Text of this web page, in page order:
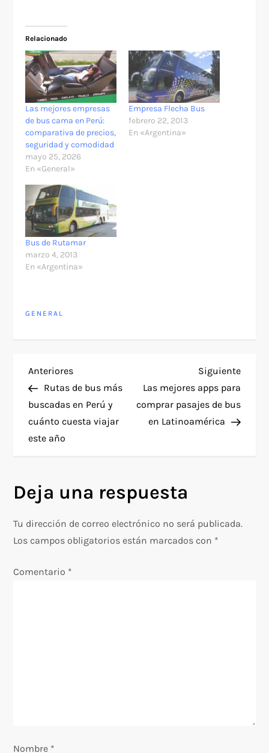
Relacionado
Las mejores empresas
de bus cama en Perú:
comparativa de precios,
seguridad y comodidad
mayo 25, 2026
En «General»
Empresa Flecha Bus
febrero 22, 2013
En «Argentina»
Bus de Rutamar
marzo 4, 2013
En «Argentina»
GENERAL
N
a
v
g
a
c
i
n
Entrada
anterior
Anteriores
Rutas de bus más
buscadas en Perú y
cuánto cuesta viajar
este año
Siguiente
Las mejores apps para
comprar pasajes de bus
en Latinoamérica
Deja una respuesta
Tu dirección de correo electrónico no será publicada.
Los campos obligatorios están marcados con *
Comentario *
Nombre *